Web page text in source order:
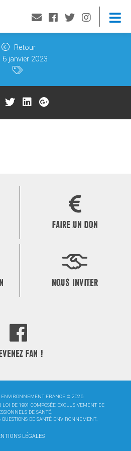
Retour
6 janvier 2023
FAIRE UN DON
NOUS INVITER
FAN !
ENVIRONNEMENT FRANCE © 2026
LOI DE 1901 COMPOSÉE EXCLUSIVEMENT DE
DE SANTÉ.
DE SANTÉ-ENVIRONNEMENT.
LÉGALES